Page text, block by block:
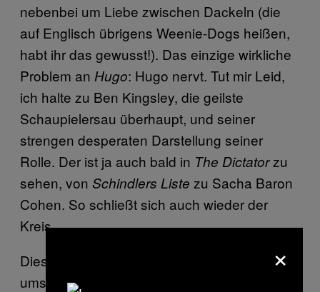
nebenbei um Liebe zwischen Dackeln (die
auf Englisch übrigens Weenie-Dogs heißen,
habt ihr das gewusst!). Das einzige wirkliche
Problem an Hugo: Hugo nervt. Tut mir Leid,
ich halte zu Ben Kingsley, die geilste
Schaupielersau überhaupt, und seiner
strengen desperaten Darstellung seiner
Rolle. Der ist ja auch bald in The Dictatorzu
sehen, von Schindlers Liste zu Sacha Baron
Cohen. So schließt sich auch wieder der
Kreis.
Dieses Bild soll uns Cineasten wohl Koks
ums Arschloch reiben während es schreit: Wir
×